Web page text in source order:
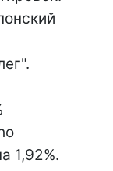
1,92%.